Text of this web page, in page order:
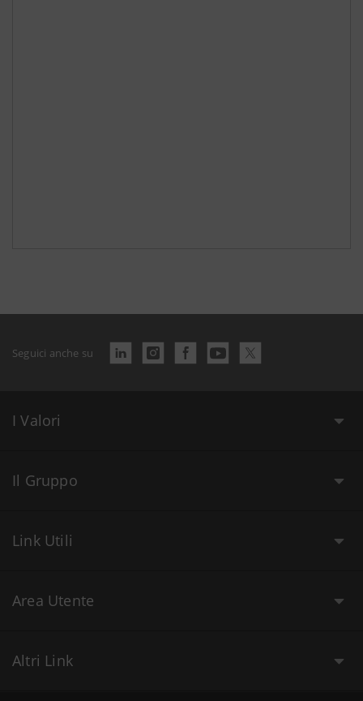
Seguici anche su
I Valori
Il Gruppo
Link Utili
Area Utente
Altri Link